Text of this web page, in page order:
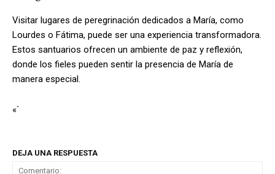
Visitar lugares de peregrinación dedicados a María, como
Lourdes o Fátima, puede ser una experiencia transformadora.
Estos santuarios ofrecen un ambiente de paz y reflexión,
donde los fieles pueden sentir la presencia de María de
manera especial.
«`
DEJA UNA RESPUESTA